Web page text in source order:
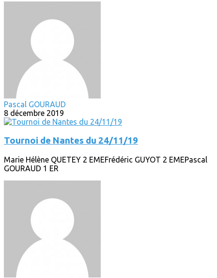
Pascal GOURAUD
8 décembre 2019
Tournoi de Nantes du 24/11/19
Marie Hélène QUETEY 2 EMEFrédéric GUYOT 2 EMEPascal
GOURAUD 1 ER